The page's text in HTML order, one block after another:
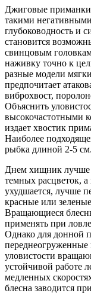
Джиговые приманки
такими
глубоководность и
становится
свинцовым
наживку точно к
разные модели
предпочитает
виброхвост,
Объяснить
высокочастотными
издает хвостик
Наиболее
рыбка длиной 2-5 см.
Днем хищник лучше
темных расцветок, а
ухудшается, лучше
красные или
Вращающиеся
применять при
Однако для донной
уловистости
устойчивой работе
медленных
блесна заводится